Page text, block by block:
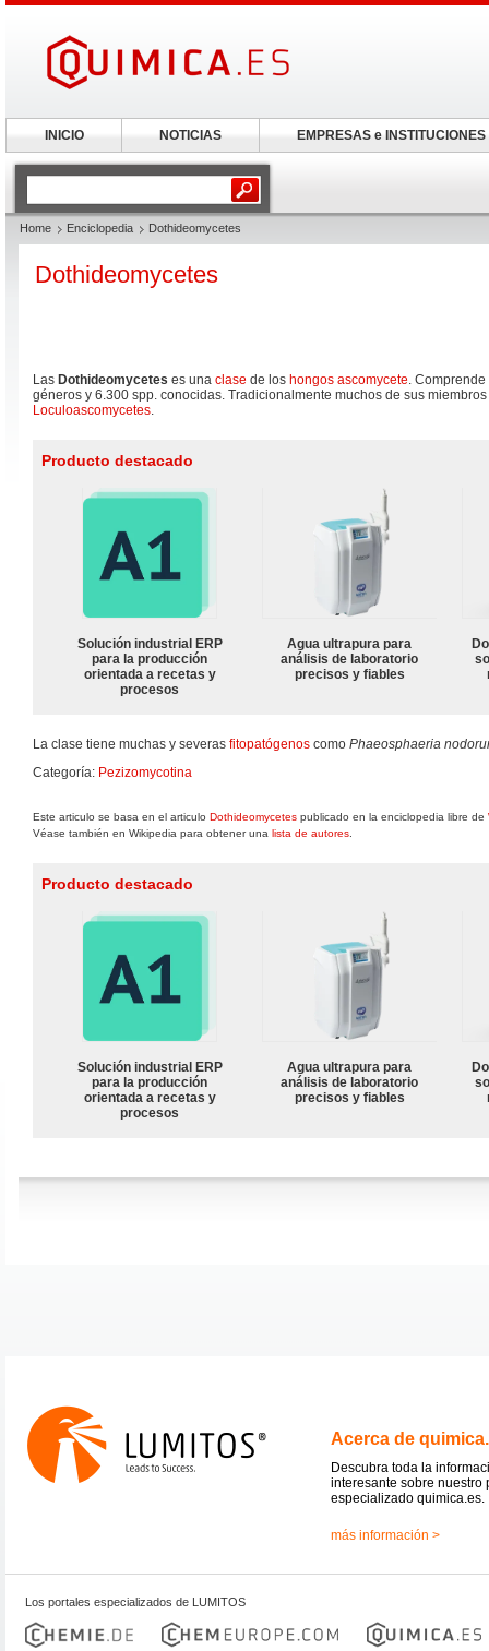
Home Enciclopedia Dothideomycetes
Dothideomycetes
Las Dothideomycetes es una clase de los hongos ascomycete.
géneros y 6.300 spp. conocidas. Tradicionalmente muchos de sus
Loculoascomycetes.
Producto destacado
Solución industrial ERP
para la producción
orientada a recetas y
procesos
Agua ultrapura para
análisis de laboratorio
precisos y fiables
La clase tiene muchas y severas fitopatógenos como Phaeosphaeria
Categoría: Pezizomycotina
Este articulo se basa en el articulo Dothideomycetes publicado en la enciclopedia libre de
Véase también en Wikipedia para obtener una lista de autores
Producto destacado
Solución industrial ERP
para la producción
orientada a recetas y
procesos
Agua ultrapura para
análisis de laboratorio
precisos y fiables
Acerca de
Descubra toda la
interesante sobre nuestro
especializado quimica.es.
más información >
Los portales especializados de LUMITOS
INICIO NOTICIAS EMPRESAS e INSTITUCIONES